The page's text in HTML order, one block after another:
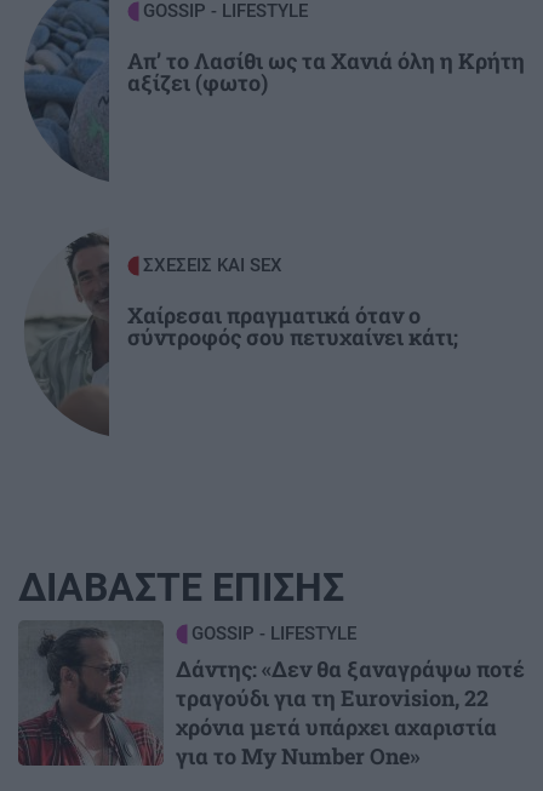
ΚΟΣΜΟΣ
Πέντε νεκροί σε Ουκρανία και Ρωσία από τις
ανταλλαγές πληγμάτων
GOSSIP - LIFESTYLE
Απ’ το Λασίθι ως τα Χανιά όλη η Κρήτη
αξίζει (φωτο)
ΣΧΕΣΕΙΣ ΚΑΙ SEX
Χαίρεσαι πραγματικά όταν ο
σύντροφός σου πετυχαίνει κάτι;
ΔΙΑΒΑΣΤΕ ΕΠΙΣΗΣ
Image GOSSIP - LIFESTYLE
Δάντης: «Δεν θα ξαναγράψω ποτέ
τραγούδι για τη Eurovision, 22
χρόνια μετά υπάρχει αχαριστία
για το My Number One»